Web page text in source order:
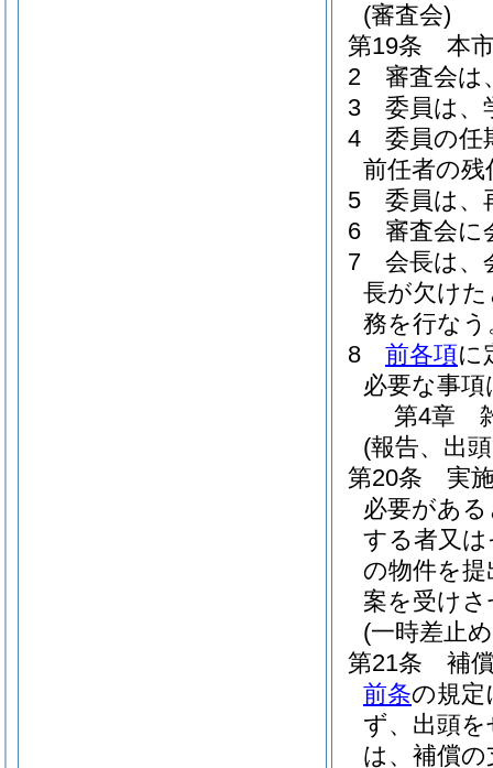
(審査会)
第19条
本
2
審査会は
3
委員は、
4
委員の任
前任者の
5
委員は、
6
審査会に
7
会長は、
長が欠け
務を行なう
8
前各項に
必要な事
第4章
(報告、出
第20条
実
必要があ
する者又
の物件を
案を受け
(一時差止
第21条
補
前条の規定
ず、出頭
は、補償